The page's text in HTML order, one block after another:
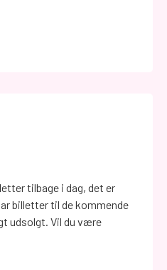
tilbage i dag, det er
billetter til de kommende
udsolgt. Vil du være